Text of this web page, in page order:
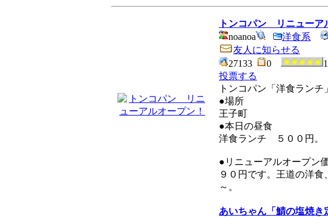
トンコパン リニューア
noanoa
洋食系
友人に知らせる
27133
0
投票する
トンコパン「洋食ランチ」
●場所
王子町
●本日の昼食
洋食ランチ ５００円。
●リニューアルオープン
９０円です。王道の洋食
～。
あいちゃん「鯖の塩焼き